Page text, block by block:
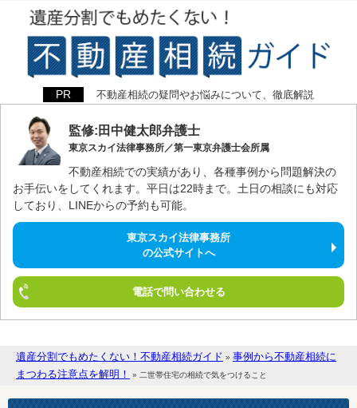
不動産相続の疑問やお悩みについて、徹底解説
監修:田中健太郎弁護士
東京スカイ法律事務所／第一東京弁護士会所属
不動産相続での実績があり、各種事例から問題解決の
お手伝いをしてくれます。平日は22時まで。土日の相談にも対応
しており、LINEからの予約も可能。
東京スカイ法律事務所
の公式サイトへ
電話で問い合わせる
遺産分割でもめたくない！不動産相続ガイド » 事例から不動産相続に
まつわる注意点を解明！
» 二世帯住宅の相続で気をつけること